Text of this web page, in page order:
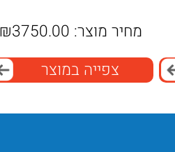
מחיר מוצר: ₪3750.00
צפייה במוצר